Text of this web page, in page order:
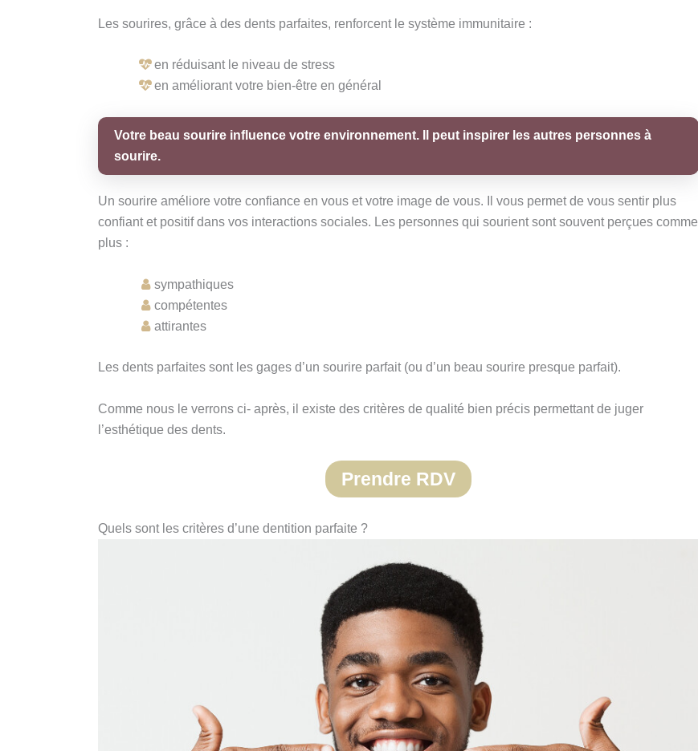
Les sourires, grâce à des dents parfaites, renforcent le système immunitaire :
en réduisant le niveau de stress
en améliorant votre bien-être en général
Votre beau sourire influence votre environnement. Il peut inspirer les autres personnes à
sourire.
Un sourire améliore votre confiance en vous et votre image de vous. Il vous permet de vous sentir plus
confiant et positif dans vos interactions sociales. Les personnes qui sourient sont souvent perçues comme
plus :
sympathiques
compétentes
attirantes
Les dents parfaites sont les gages d’un sourire parfait (ou d’un beau sourire presque parfait).
Comme nous le verrons ci- après, il existe des critères de qualité bien précis permettant de juger
l’esthétique des dents.
Prendre RDV
Quels sont les critères d’une dentition parfaite ?